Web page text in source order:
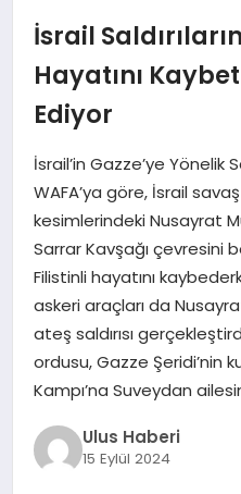
TEKNOLOJI
EĞITIM
MAGAZIN
SPOR
YAŞAM
İsrail
Hayatını
Ediyor
İsrail’in Gazze’ye Yönelik
WAFA’ya göre, İsrail
kesimlerindeki Nusayrat
Sarrar Kavşağı çevresini
Filistinli hayatını
askeri araçları da
ateş saldırısı
ordusu, Gazze Şeridi’nin
Kampı’na Suveydan
Ulus Haberi
15 Eylül 2024